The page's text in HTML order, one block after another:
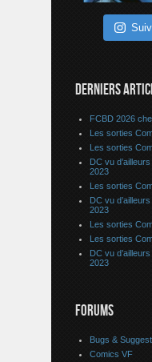
DERNIERS
FCBD 2026
Les sorties
Les sorties
DC vu
2023
Les sorties
DC vu
2023
Les sorties
Les sorties
DC vu
2023
FORUMS
Bugs &
Comics VF